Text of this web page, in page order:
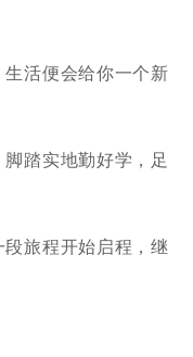
活便会给你一个新
踏实地勤好学，足
旅程开始启程，继